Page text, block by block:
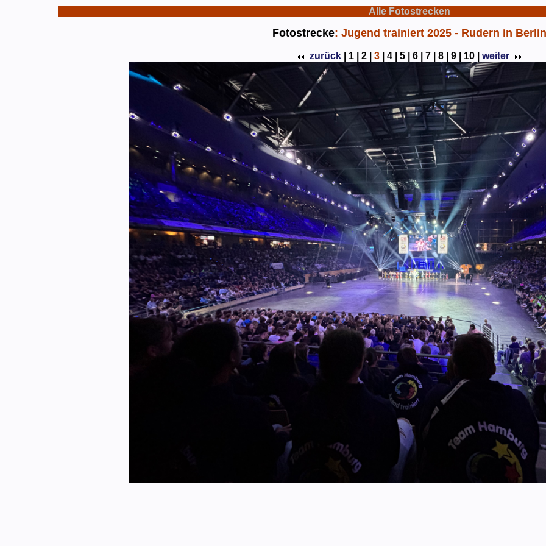
Alle Fotostrecken
Fotostrecke: Jugend trainiert 2025 - Rudern in Berlin
zurück 1 | 2 | 3 4 | 5 | 6 | 7 | 8 | 9 | 10 | weiter